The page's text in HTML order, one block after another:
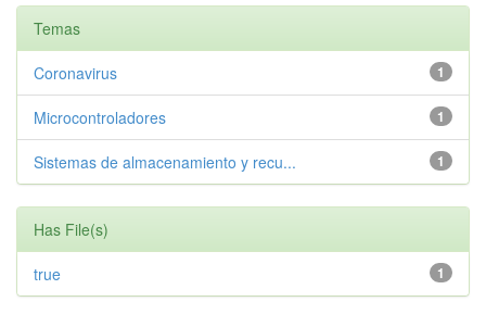
Temas
1
Coronavirus
1
Microcontroladores
1
Sistemas de almacenamiento y recu...
Has File(s)
1
true